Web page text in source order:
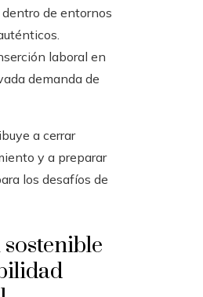
de entornos
laboral en
demanda de
a cerrar
y a preparar
los desafíos de